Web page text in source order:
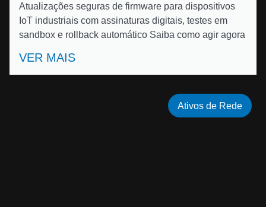
Atualizações seguras de firmware para dispositivos
IoT industriais com assinaturas digitais, testes em
sandbox e rollback automático Saiba como agir agora
VER MAIS
Ativos de Rede